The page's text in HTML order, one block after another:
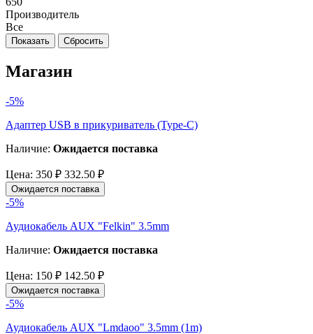
Производитель
Все
Магазин
-5%
Адаптер USB в прикуриватель (Type-C)
Наличие: Ожидается поставка
Цена: 350 ₽ 332.50 ₽
Ожидается поставка
-5%
Аудиокабель AUX "Felkin" 3.5mm
Наличие: Ожидается поставка
Цена: 150 ₽ 142.50 ₽
Ожидается поставка
-5%
Аудиокабель AUX "Lmdaoo" 3.5mm (1m)